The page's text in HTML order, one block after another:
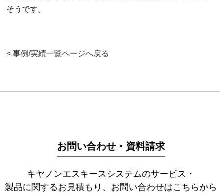
そうです。
< 事例/実績一覧ページへ戻る
お問い合わせ・資料請求
キヤノンエスキースシステムのサービス・
製品に関するお見積もり、お問い合わせはこちらから